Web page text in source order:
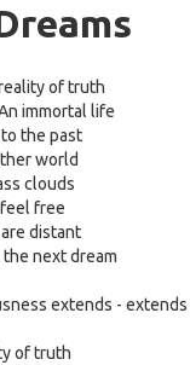
of truth
immortal life
the past
world
clouds
feel free
distant
next dream
extends - extends
of truth